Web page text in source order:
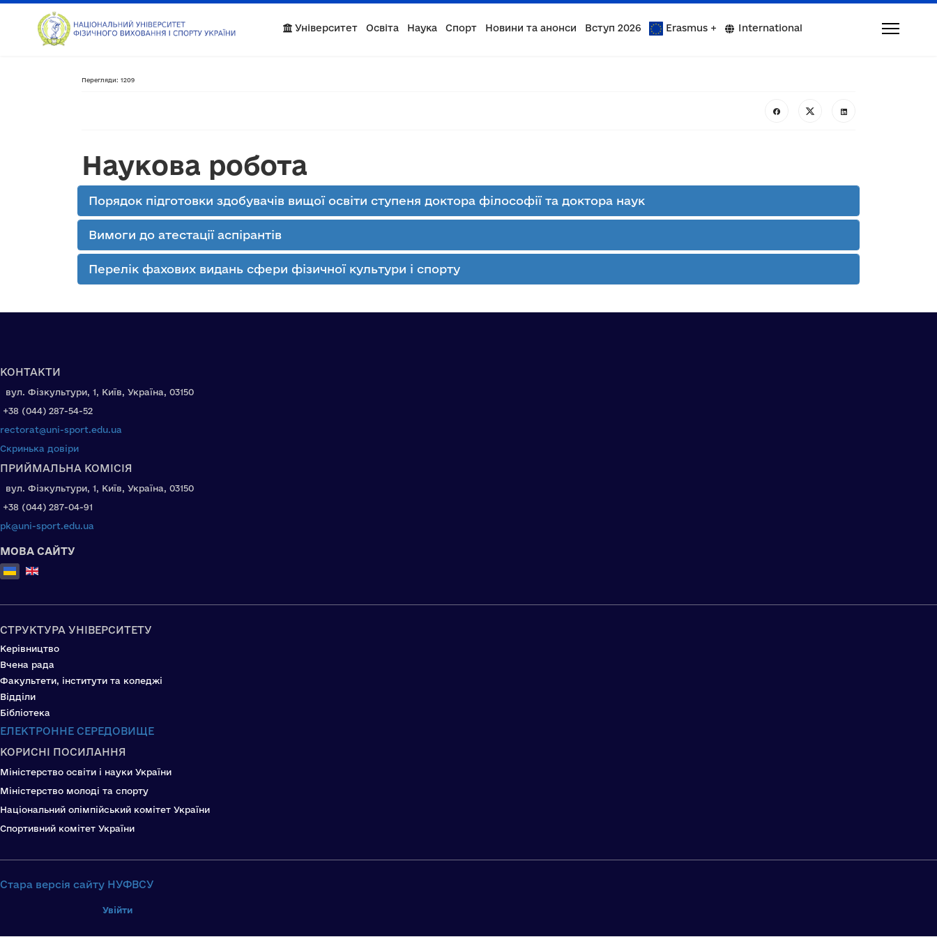
Університет Освіта Наука Спорт Новини та анонси Вступ 2026 Erasmus + International
Перегляди: 1209
Наукова робота
Порядок підготовки здобувачів вищої освіти ступеня доктора філософії та доктора наук
Вимоги до атестації аспірантів
Перелік фахових видань сфери фізичної культури і спорту
КОНТАКТИ
вул. Фізкультури, 1, Київ, Україна, 03150
+38 (044) 287-54-52
rectorat@uni-sport.edu.ua
Скринька довіри
ПРИЙМАЛЬНА КОМІСІЯ
вул. Фізкультури, 1, Київ, Україна, 03150
+38 (044) 287-04-91
pk@uni-sport.edu.ua
МОВА САЙТУ
Оберіть свою мову
СТРУКТУРА УНІВЕРСИТЕТУ
Керівництво
Вчена рада
Факультети, інститути та коледжі
Відділи
Бібліотека
ЕЛЕКТРОННЕ СЕРЕДОВИЩЕ
КОРИСНІ ПОСИЛАННЯ
Міністерство освіти і науки України
Міністерство молоді та спорту
Національний олімпійський комітет України
Спортивний комітет України
Стара версія сайту НУФВСУ
Увійти